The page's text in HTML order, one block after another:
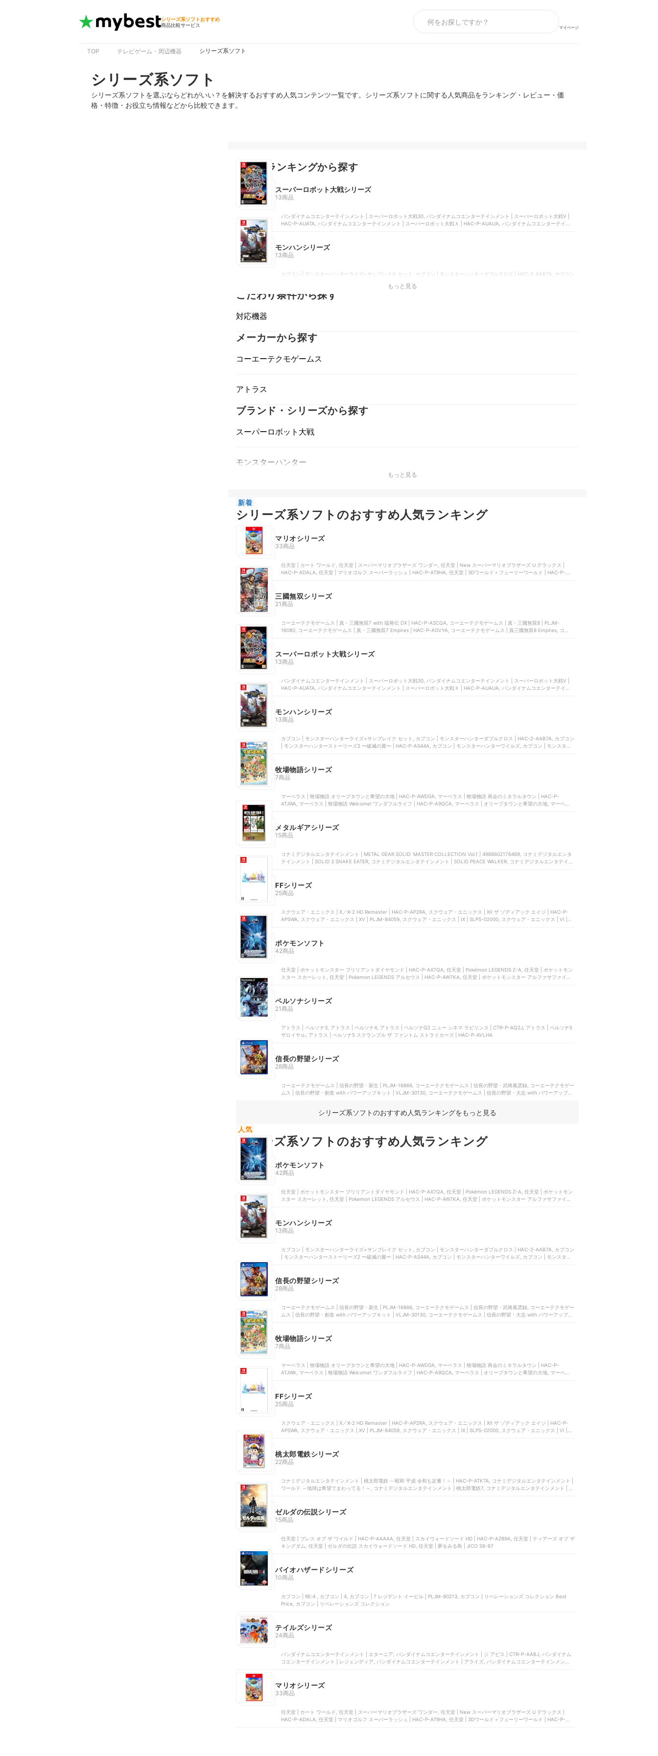
シリーズ系ソフトおすすめ
商品比較サービス
マイページ
TOP テレビゲーム・周辺機器 シリーズ系ソフト
シリーズ系ソフト
シリーズ系ソフトを選ぶならどれがいい？を解決するおすすめ人気コンテンツ一覧です。シリーズ系ソフトに関する人気商品をランキング・レビュー・価
格・特徴・お役立ち情報などから比較できます。
主要なランキングから探す
スーパーロボット大戦シリーズ
13商品
バンダイナムコエンターテインメント | スーパーロボット大戦30, バンダイナムコエンターテインメント | スーパーロボット大戦V |
HAC-P-AUATA, バンダイナムコエンターテインメント | スーパーロボット大戦Ｘ | HAC-P-AUAUA, バンダイナムコエンターテイン
モンハンシリーズ
13商品
カプコン | モンスターハンターライズ+サンブレイク セット, カプコン | モンスターハンターダブルクロス | HAC-2-AAB7A, カプコン
もっと見る
こだわり条件から探す
対応機器
メーカーから探す
コーエーテクモゲームス
アトラス
ブランド・シリーズから探す
スーパーロボット大戦
モンスターハンター
もっと見る
新着
シリーズ系ソフトのおすすめ人気ランキング
マリオシリーズ
33商品
任天堂 | カート ワールド, 任天堂 | スーパーマリオブラザーズ ワンダー, 任天堂 | New スーパーマリオブラザーズ U デラックス |
HAC-P-ADALA, 任天堂 | マリオゴルフ スーパーラッシュ | HAC-P-AT9HA, 任天堂 | 3Dワールド＋フューリーワールド | HAC-P-
三國無双シリーズ
21商品
コーエーテクモゲームス | 真・三國無双7 with 猛将伝 DX | HAC-P-ASCQA, コーエーテクモゲームス | 真・三國無双8 | PLJM-
16080, コーエーテクモゲームス | 真・三國無双7 Empires | HAC-P-AGVYA, コーエーテクモゲームス | 真三國無双8 Empires, コーエ
スーパーロボット大戦シリーズ
13商品
バンダイナムコエンターテインメント | スーパーロボット大戦30, バンダイナムコエンターテインメント | スーパーロボット大戦V |
HAC-P-AUATA, バンダイナムコエンターテインメント | スーパーロボット大戦Ｘ | HAC-P-AUAUA, バンダイナムコエンターテイン
モンハンシリーズ
13商品
カプコン | モンスターハンターライズ+サンブレイク セット, カプコン | モンスターハンターダブルクロス | HAC-2-AAB7A, カプコン
| モンスターハンターストーリーズ2 〜破滅の翼〜 | HAC-P-AS44A, カプコン | モンスターハンターワイルズ, カプコン | モンスター
牧場物語シリーズ
7商品
マーベラス | 牧場物語 オリーブタウンと希望の大地 | HAC-P-AWDGA, マーベラス | 牧場物語 再会のミネラルタウン | HAC-P-
ATJWA, マーベラス | 牧場物語 Welcome! ワンダフルライフ | HAC-P-A9QCA, マーベラス | オリーブタウンと希望の大地, マーベラス
メタルギアシリーズ
15商品
コナミデジタルエンタテインメント | METAL GEAR SOLID: MASTER COLLECTION Vol.1 | 4988602176469, コナミデジタルエンタ
テインメント | SOLID 3 SNAKE EATER, コナミデジタルエンタテインメント | SOLID PEACE WALKER, コナミデジタルエンタテイン
FFシリーズ
25商品
スクウェア・エニックス | X／X-2 HD Remaster | HAC-P-AP2RA, スクウェア・エニックス | XII ザ ゾディアック エイジ | HAC-P-
APSWA, スクウェア・エニックス | XV | PLJM-84059, スクウェア・エニックス | IX | SLPS-02000, スクウェア・エニックス | VI |
ポケモンソフト
42商品
任天堂 | ポケットモンスター ブリリアントダイヤモンド | HAC-P-AX7QA, 任天堂 | Pokémon LEGENDS Z-A, 任天堂 | ポケットモン
スター スカーレット, 任天堂 | Pokemon LEGENDS アルセウス | HAC-P-AW7KA, 任天堂 | ポケットモンスター アルファサファイア |
ペルソナシリーズ
21商品
アトラス | ペルソナ3, アトラス | ペルソナ4, アトラス | ペルソナQ2 ニュー シネマ ラビリンス | CTR-P-AQ2J, アトラス | ペルソナ5
ザロイヤル, アトラス | ペルソナ5 スクランブル ザ ファントム ストライカーズ | HAC-P-AVLHA
信長の野望シリーズ
28商品
コーエーテクモゲームス | 信長の野望・新生 | PLJM-16866, コーエーテクモゲームス | 信長の野望・武将風雲録, コーエーテクモゲー
ムス | 信長の野望・創造 with パワーアップキット | VLJM-30130, コーエーテクモゲームス | 信長の野望・大志 with パワーアップキ
シリーズ系ソフトのおすすめ人気ランキングをもっと見る
人気
シリーズ系ソフトのおすすめ人気ランキング
ポケモンソフト
42商品
任天堂 | ポケットモンスター ブリリアントダイヤモンド | HAC-P-AX7QA, 任天堂 | Pokémon LEGENDS Z-A, 任天堂 | ポケットモン
スター スカーレット, 任天堂 | Pokemon LEGENDS アルセウス | HAC-P-AW7KA, 任天堂 | ポケットモンスター アルファサファイア |
モンハンシリーズ
13商品
カプコン | モンスターハンターライズ+サンブレイク セット, カプコン | モンスターハンターダブルクロス | HAC-2-AAB7A, カプコン
| モンスターハンターストーリーズ2 〜破滅の翼〜 | HAC-P-AS44A, カプコン | モンスターハンターワイルズ, カプコン | モンスター
信長の野望シリーズ
28商品
コーエーテクモゲームス | 信長の野望・新生 | PLJM-16866, コーエーテクモゲームス | 信長の野望・武将風雲録, コーエーテクモゲー
ムス | 信長の野望・創造 with パワーアップキット | VLJM-30130, コーエーテクモゲームス | 信長の野望・大志 with パワーアップキ
牧場物語シリーズ
7商品
マーベラス | 牧場物語 オリーブタウンと希望の大地 | HAC-P-AWDGA, マーベラス | 牧場物語 再会のミネラルタウン | HAC-P-
ATJWA, マーベラス | 牧場物語 Welcome! ワンダフルライフ | HAC-P-A9QCA, マーベラス | オリーブタウンと希望の大地, マーベラス
FFシリーズ
25商品
スクウェア・エニックス | X／X-2 HD Remaster | HAC-P-AP2RA, スクウェア・エニックス | XII ザ ゾディアック エイジ | HAC-P-
APSWA, スクウェア・エニックス | XV | PLJM-84059, スクウェア・エニックス | IX | SLPS-02000, スクウェア・エニックス | VI |
桃太郎電鉄シリーズ
22商品
コナミデジタルエンタテインメント | 桃太郎電鉄 ～昭和 平成 令和も定番！～ | HAC-P-ATKTA, コナミデジタルエンタテインメント |
ワールド ～地球は希望でまわってる！～, コナミデジタルエンタテインメント | 桃太郎電鉄7, コナミデジタルエンタテインメント | 2
ゼルダの伝説シリーズ
15商品
任天堂 | ブレス オブ ザ ワイルド | HAC-P-AAAAA, 任天堂 | スカイウォードソード HD | HAC-P-AZ89A, 任天堂 | ティアーズ オブ ザ
キングダム, 任天堂 | ゼルダの伝説 スカイウォードソード HD, 任天堂 | 夢をみる島 | JICO 58-67
バイオハザードシリーズ
10商品
カプコン | RE:4 , カプコン | 4, カプコン | 7 レジデント イービル | PLJM-80213, カプコン | リベレーションズ コレクション Best
Price, カプコン | リベレーションズ コレクション
テイルズシリーズ
24商品
バンダイナムコエンターテインメント | エターニア, バンダイナムコエンターテインメント | ジ アビス | CTR-P-AABJ, バンダイナム
コエンターテインメント | レジェンディア, バンダイナムコエンターテインメント | アライズ, バンダイナムコエンターテインメント |
マリオシリーズ
33商品
任天堂 | カート ワールド, 任天堂 | スーパーマリオブラザーズ ワンダー, 任天堂 | New スーパーマリオブラザーズ U デラックス |
HAC-P-ADALA, 任天堂 | マリオゴルフ スーパーラッシュ | HAC-P-AT9HA, 任天堂 | 3Dワールド＋フューリーワールド | HAC-P-